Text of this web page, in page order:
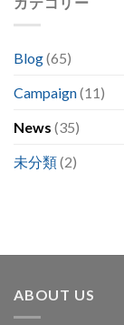
Blog(65)
Campaign(11)
News (35)
未分類(2)
ABOUT US